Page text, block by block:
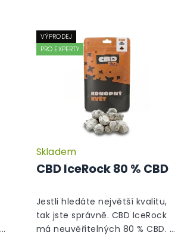
VÝPRODEJ
PRO EXPERTY
CBD IceRock 80 % CBD
Skladem
Jestli hledáte největší kvalitu,
tak jste správně. CBD IceRock
má neuvěřitelných 80 % CBD. A